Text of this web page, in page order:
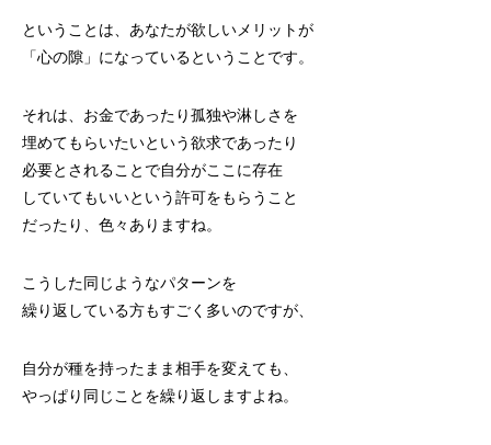
ということは、あなたが欲しいメリットが
「心の隙」になっているということです。
それは、お金であったり孤独や淋しさを
埋めてもらいたいという欲求であったり
必要とされることで自分がここに存在
していてもいいという許可をもらうこと
だったり、色々ありますね。
こうした同じようなパターンを
繰り返している方もすごく多いのですが、
自分が種を持ったまま相手を変えても、
やっぱり同じことを繰り返しますよね。